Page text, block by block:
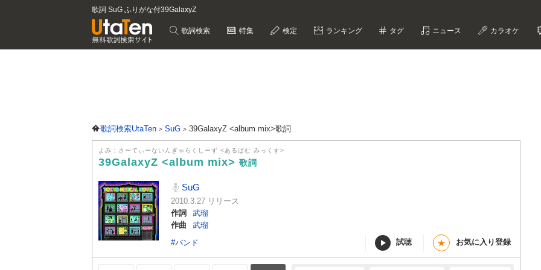
39GalaxyZ
歌詞 SuG ふりがな付
歌詞検索 特集 検定 ランキング タグ ニュース カラオケ
歌詞検索UtaTen SuG 39GalaxyZ <album mix>歌詞
よみ：さーてぃーないんぎゃらくしーず <あるばむ みっくす>
39GalaxyZ <album mix> 歌詞
SuG
2010.3.27 リリース
作詞
武瑠
作曲
武瑠
#バンド
試聴 ★ お気に入り登録